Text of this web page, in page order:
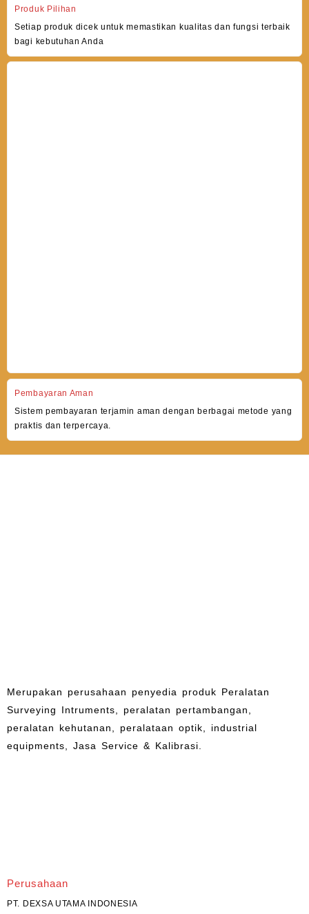
Produk Pilihan
Setiap produk dicek untuk memastikan kualitas dan fungsi terbaik
bagi kebutuhan Anda
Pembayaran Aman
Sistem pembayaran terjamin aman dengan berbagai metode yang
praktis dan terpercaya.
Merupakan perusahaan penyedia produk Peralatan
Surveying Intruments, peralatan pertambangan,
peralatan kehutanan, peralataan optik, industrial
equipments, Jasa Service & Kalibrasi.
Perusahaan
PT. DEXSA UTAMA INDONESIA